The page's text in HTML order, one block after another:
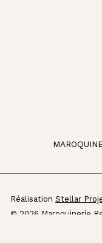
Réalisation Stellar
© 2026 Maroquinerie